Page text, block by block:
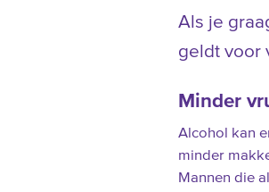
Als je
geldt voor
Minder
Alcohol kan
minder
Mannen die